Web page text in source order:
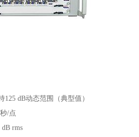
125 dB动态范围（典型值）
/点
dB rms